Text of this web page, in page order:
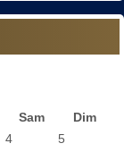
Sam
Dim
4
5